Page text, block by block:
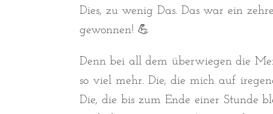
Dies, zu wenig Das. Das war ein
gewonnen! 💪
Denn bei all dem überwiegen die
so viel mehr. Die, die mich auf
Die, die bis zum Ende einer Stunde